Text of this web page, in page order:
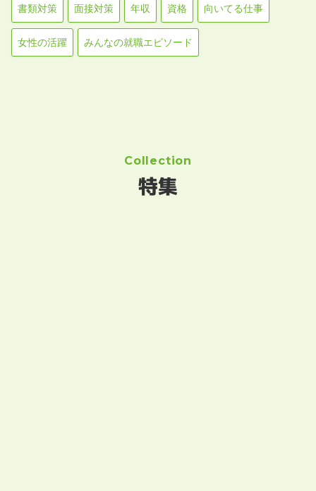
書類対策 面接対策 年収 資格 向いてる仕事
女性の活躍 みんなの就職エピソード
Collection
特集